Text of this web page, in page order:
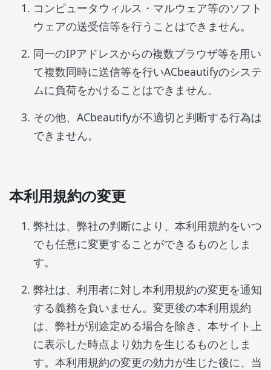
コンピュータウィルス・マルウェア等のソフト
ウェアの送受信等を行うことはできません。
同一のIPアドレスからの複数ブラウザ等を用い
て複数同時に送信等を行いACbeautifyのシステ
ムに負荷をかけることはできません。
その他、ACbeautifyが不適切と判断する行為は
できません。
本利用規約の変更
弊社は、弊社の判断により、本利用規約をいつ
でも任意に変更することができるものとしま
す。
弊社は、利用者に対し本利用規約の変更を通知
する義務を負いません。変更後の本利用規約
は、弊社が別途定める場合を除き、本サイト上
に表示した時点より効力を生じるものとしま
す。本利用規約の変更の効力が生じた後に、当